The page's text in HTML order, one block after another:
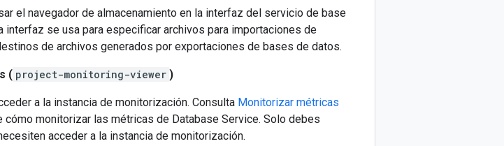
el navegador de almacenamiento en la interfaz del servicio de base
interfaz se usa para especificar archivos para importaciones de
de archivos generados por exportaciones de bases de datos.
( project-monitoring-viewer )
a la instancia de monitorización. Consulta Monitorizar métricas
monitorizar las métricas de Database Service. Solo debes
acceder a la instancia de monitorización.